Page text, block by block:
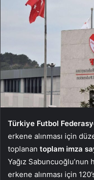
Türkiye Futbol
erkene alınması için
toplanan toplam imza
Yağız Sabuncuoğlu’nun
erkene alınması için